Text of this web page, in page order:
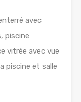
avec
piscine
vitrée avec vue
piscine et salle